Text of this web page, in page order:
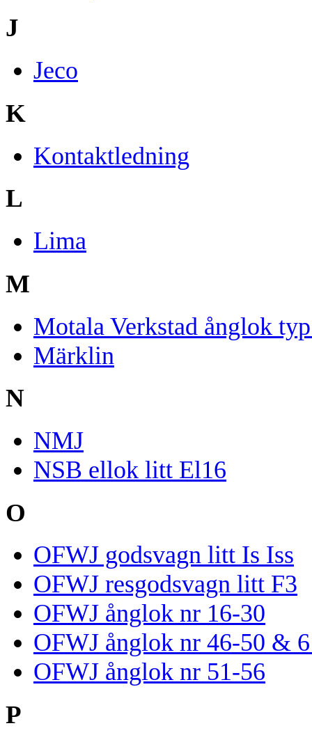
J
Jeco
K
Kontaktledning
L
Lima
M
Motala Verkstad ånglok
Märklin
N
NMJ
NSB ellok litt El16
O
OFWJ godsvagn litt Is Iss
OFWJ resgodsvagn litt F3
OFWJ ånglok nr 16-30
OFWJ ånglok nr 46-50 &
OFWJ ånglok nr 51-56
P